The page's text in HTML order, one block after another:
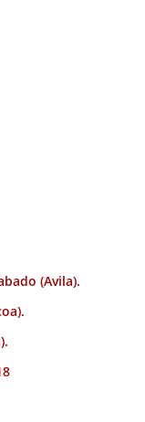
(Avila).